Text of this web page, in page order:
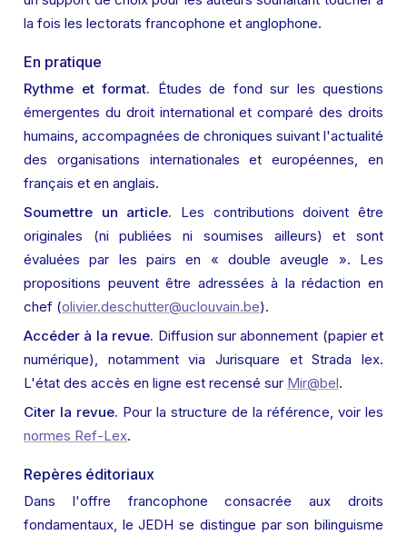
la fois les lectorats francophone et anglophone.
En pratique
Rythme et format. Études de fond sur les questions
émergentes du droit international et comparé des droits
humains, accompagnées de chroniques suivant l'actualité
des organisations internationales et européennes, en
français et en anglais.
Soumettre un article. Les contributions doivent être
originales (ni publiées ni soumises ailleurs) et sont
évaluées par les pairs en « double aveugle ». Les
propositions peuvent être adressées à la rédaction en
chef (olivier.deschutter@uclouvain.be).
Accéder à la revue. Diffusion sur abonnement (papier et
numérique), notamment via Jurisquare et Strada lex.
L'état des accès en ligne est recensé sur Mir@bel.
Citer la revue.
normes Ref-Lex.
Repères éditoriaux
Dans l'offre francophone consacrée aux droits
fondamentaux, le JEDH se distingue par son bilinguisme